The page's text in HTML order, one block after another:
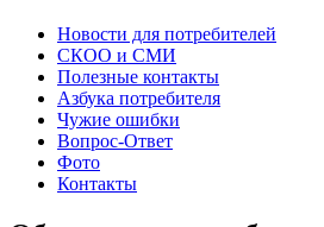
Новости для потребителей
СКОО и СМИ
Полезные контакты
Азбука потребителя
Чужие ошибки
Вопрос-Ответ
Фото
Контакты